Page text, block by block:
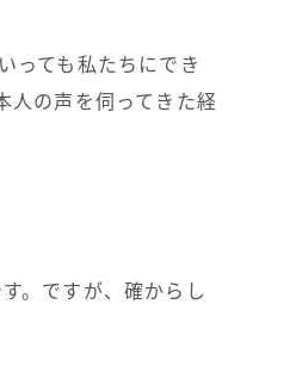
っても私たちにでき
人の声を伺ってきた経
。ですが、確からし